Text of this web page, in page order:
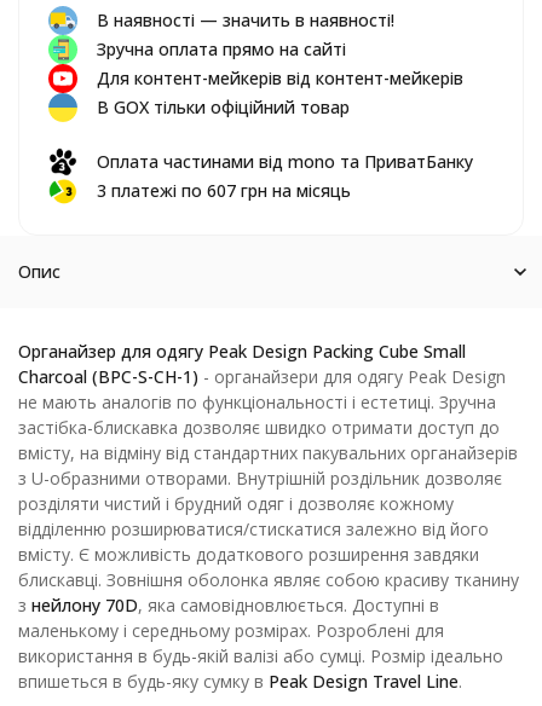
В наявності — значить в наявності!
Зручна оплата прямо на сайті
Для контент-мейкерів від контент-мейкерів
В GOX тільки офіційний товар
Оплата частинами від mono та ПриватБанку
3 платежі по 607 грн на місяць
Опис
Органайзер для одягу Peak Design Packing Cube Small
Charcoal (BPC-S-CH-1) - органайзери для одягу Peak Design
не мають аналогів по функціональності і естетиці. Зручна
застібка-блискавка дозволяє швидко отримати доступ до
вмісту, на відміну від стандартних пакувальних органайзерів
з U-образними отворами. Внутрішній роздільник дозволяє
розділяти чистий і брудний одяг і дозволяє кожному
відділенню розширюватися/стискатися залежно від його
вмісту. Є можливість додаткового розширення завдяки
блискавці. Зовнішня оболонка являє собою красиву тканину
з нейлону 70D, яка самовідновлюється. Доступні в
маленькому і середньому розмірах. Розроблені для
використання в будь-якій валізі або сумці. Розмір ідеально
впишеться в будь-яку сумку в Peak Design Travel Line.